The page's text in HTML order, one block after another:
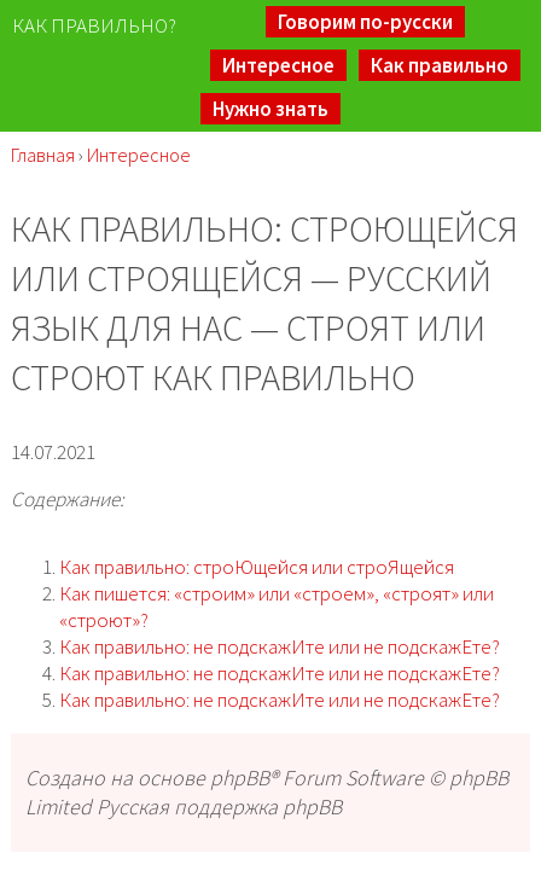
КАК ПРАВИЛЬНО?
Говорим по-русски
Интересное
Как правильно
Нужно знать
Главная › Интересное
КАК ПРАВИЛЬНО: СТРОЮЩЕЙСЯ
ИЛИ СТРОЯЩЕЙСЯ — РУССКИЙ
ЯЗЫК ДЛЯ НАС — СТРОЯТ ИЛИ
СТРОЮТ КАК ПРАВИЛЬНО
14.07.2021
Содержание:
Как правильно: строЮщейся или строЯщейся
Как пишется: «строим» или «строем», «строят» или
«строют»?
Как правильно: не подскажИте или не подскажЕте?
Как правильно: не подскажИте или не подскажЕте?
Как правильно: не подскажИте или не подскажЕте?
Создано на основе phpBB® Forum Software © phpBB
Limited Русская поддержка phpBB